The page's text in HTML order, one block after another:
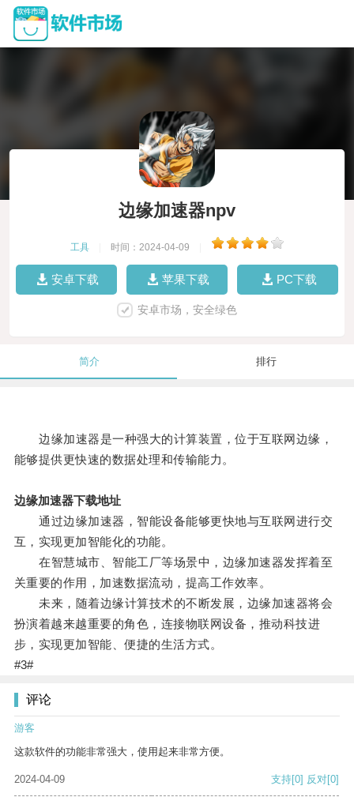
边缘加速器npv
工具 时间：2024-04-09
安卓下载 苹果下载 PC下载
安卓市场，安全绿色
简介 排行
边缘加速器是一种强大的计算装置，位于互联网边缘，
能够提供更快速的数据处理和传输能力。
边缘加速器下载地址
通过边缘加速器，智能设备能够更快地与互联网进行交
互，实现更加智能化的功能。
在智慧城市、智能工厂等场景中，边缘加速器发挥着至
关重要的作用，加速数据流动，提高工作效率。
未来，随着边缘计算技术的不断发展，边缘加速器将会
扮演着越来越重要的角色，连接物联网设备，推动科技进
步，实现更加智能、便捷的生活方式。
#3#
评论
游客
这款软件的功能非常强大，使用起来非常方便。
2024-04-09 支持[0] 反对[0]